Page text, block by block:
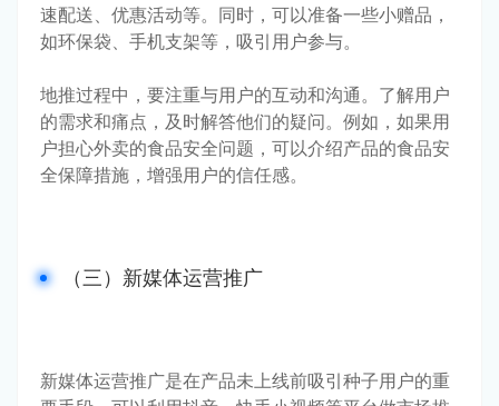
速配送、优惠活动等。同时，可以准备一些小赠品，
如环保袋、手机支架等，吸引用户参与。
地推过程中，要注重与用户的互动和沟通。了解用户
的需求和痛点，及时解答他们的疑问。例如，如果用
户担心外卖的食品安全问题，可以介绍产品的食品安
全保障措施，增强用户的信任感。
（三）新媒体运营推广
新媒体运营推广是在产品未上线前吸引种子用户的重